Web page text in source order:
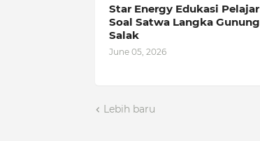
Star Energy Edukasi Pelajar
Soal Satwa Langka Gunung
Salak
June 05, 2026
Lebih baru